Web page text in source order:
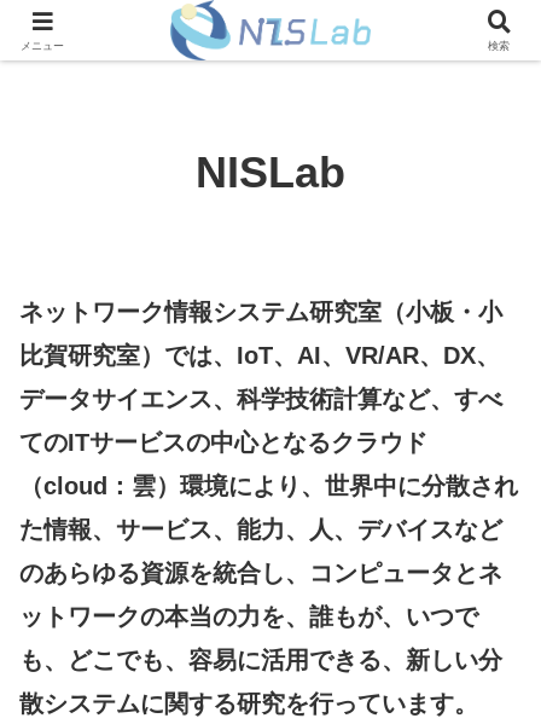
NISLab
ネットワーク情報システム研究室（小板・小
比賀研究室）では、IoT、AI、VR/AR、DX、
データサイエンス、科学技術計算など、すべ
てのITサービスの中心となるクラウド
（cloud：雲）環境により、世界中に分散され
た情報、サービス、能力、人、デバイスなど
のあらゆる資源を統合し、コンピュータとネ
ットワークの本当の力を、誰もが、いつで
も、どこでも、容易に活用できる、新しい分
散システムに関する研究を行っています。
メニュー 検索